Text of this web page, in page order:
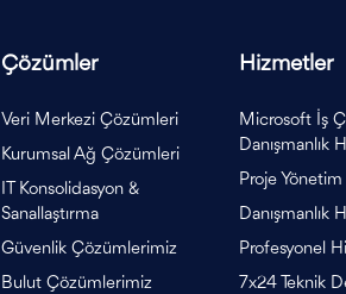
Çözümler
Veri Merkezi Çözümleri
Kurumsal Ağ Çözümleri
IT Konsolidasyon &
Sanallaştırma
Güvenlik Çözümlerimiz
Bulut Çözümlerimiz
Hizmetler
Microsoft İş
Danışmanlık
Proje
Danışmanlık
Profesyonel
7x24 Teknik